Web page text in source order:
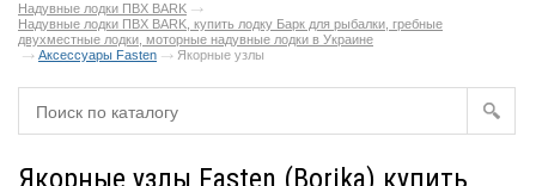
Надувные лодки ПВХ BARK
Надувные лодки ПВХ BARK, купить лодку Барк для рыбалки, гребные
двухместные лодки, моторные надувные лодки в Украине
Аксессуары Fasten
Якорные узлы
Якорные узлы Fasten (Borika) купить